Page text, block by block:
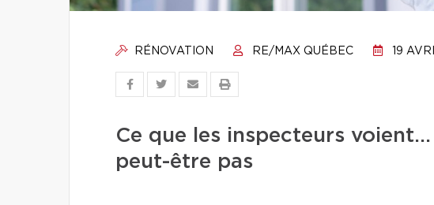
RÉNOVATION RE/MAX QUÉBEC 19
Ce que les inspecteurs
peut-être pas